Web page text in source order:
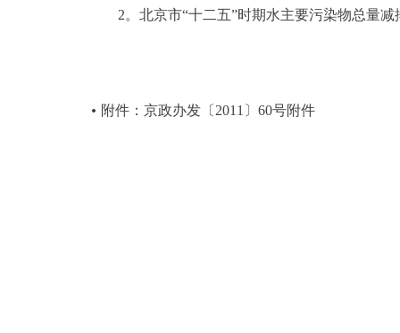
2。北京市“十二五”时期水主要污染物总量减
附件： 京政办发〔2011〕60号附件